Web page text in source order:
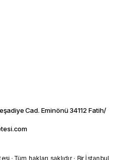
Cad. Eminönü 34112 Fatih/
· Tüm hakları saklıdır · Bir İstanbul